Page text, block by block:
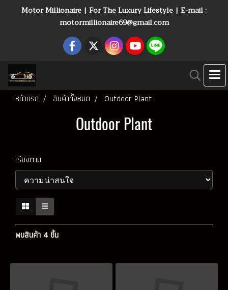
Motor Millionaire | For The Luxury Lifestyle | E-mail :
motormillionaire69@gmail.com
หน้าแรก สินค้าทั้งหมด Outdoor Plant
Outdoor Plant
เรียงตาม
พบสินค้า 4 ชิ้น